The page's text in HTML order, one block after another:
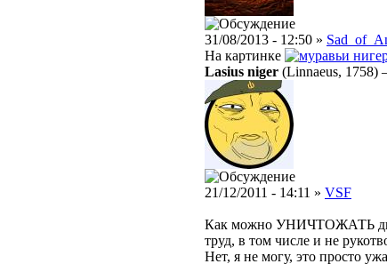
31/08/2013 - 12:50 »
На картинке
Lasius niger (Linnaeus, 1758)
21/12/2011 - 14:11 » VSF
Как можно УНИЧТОЖАТЬ
труд, в том числе и не
Нет, я не могу, это просто